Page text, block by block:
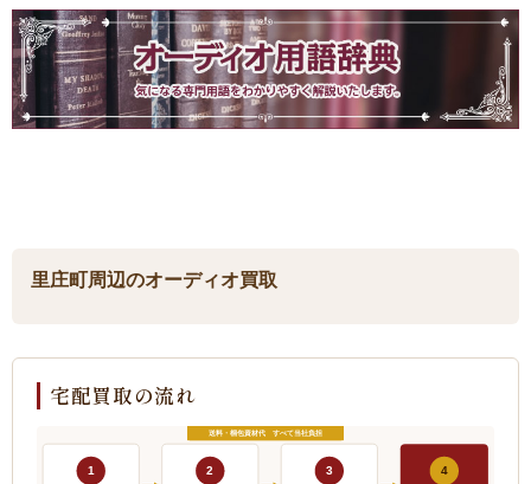
里庄町周辺のオーディオ買取
宅配買取の流れ
送料・梱包資材代 すべて当社負担
1 2 3 4